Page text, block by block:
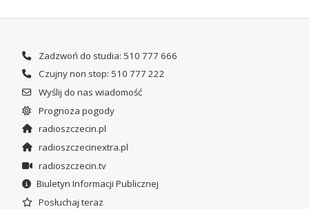
Zadzwoń do studia: 510 777 666
Czujny non stop: 510 777 222
Wyślij do nas wiadomość
Prognoza pogody
radioszczecin.pl
radioszczecinextra.pl
radioszczecin.tv
Biuletyn Informacji Publicznej
Posłuchaj teraz